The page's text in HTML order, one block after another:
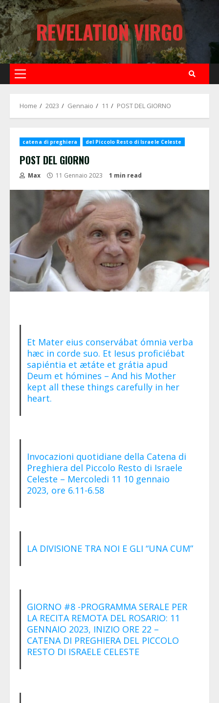
Skip
to
content
REVELATION VIRGO
Primary
Home 2023 Gennaio 11 POST DEL GIORNO
catena di preghiera del Piccolo Resto di Israele Celeste
POST DEL GIORNO
Max 11 Gennaio 2023 1 min read
Et Mater eius conservábat ómnia verba
hæc in corde suo. Et Iesus proficiébat
sapiéntia et ætáte et grátia apud
Deum et hómines – And his Mother
kept all these things carefully in her
heart.
Invocazioni quotidiane della Catena di
Preghiera del Piccolo Resto di Israele
Celeste – Mercoledi 11 10 gennaio
2023, ore 6.11-6.58
LA DIVISIONE TRA NOI E GLI “UNA CUM”
GIORNO #8 -PROGRAMMA SERALE PER
LA RECITA REMOTA DEL ROSARIO: 11
GENNAIO 2023, INIZIO ORE 22 –
CATENA DI PREGHIERA DEL PICCOLO
RESTO DI ISRAELE CELESTE